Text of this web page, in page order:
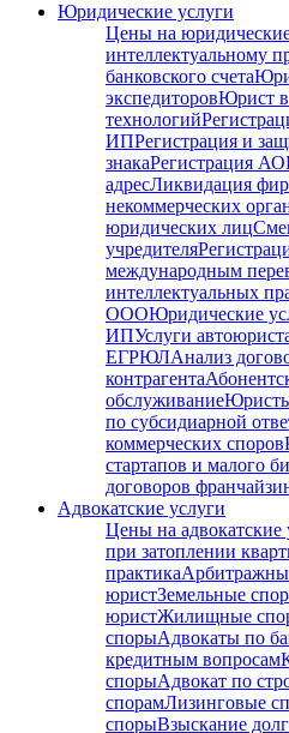
Юридические услуги
Цены на
интеллектуальному
банковского счета
экспедиторовЮрист
технологий
ИПРегистрация и
знакаРегистрация АО
адресЛиквидация
некоммерческих
юридических лиц
учредителя
международным
интеллектуальных
ОООЮридические
ИПУслуги
ЕГРЮЛАнализ
контрагента
обслуживаниеЮристы
по субсидиарной
коммерческих споров
стартапов и малого
договоров
Адвокатские услуги
Цены на адвокатские
при затоплении
практика
юристЗемельные
юристЖилищные
спорыАдвокаты по
кредитным вопросам
спорыАдвокат по
спорамЛизинговые
спорыВзыскание